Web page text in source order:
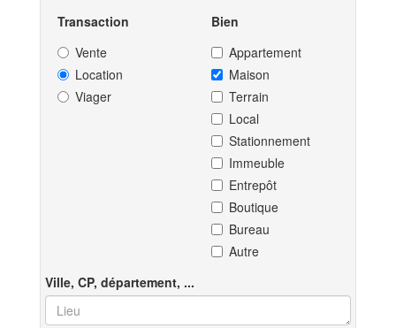
Transaction
Vente
Location
Viager
Bien
Appartement
Maison
Terrain
Local
Stationnement
Immeuble
Entrepôt
Boutique
Bureau
Autre
Ville, CP, département, ...